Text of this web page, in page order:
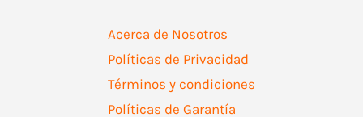
Acerca de Nosotros
Políticas de Privacidad
Términos y condiciones
Políticas de Garantía